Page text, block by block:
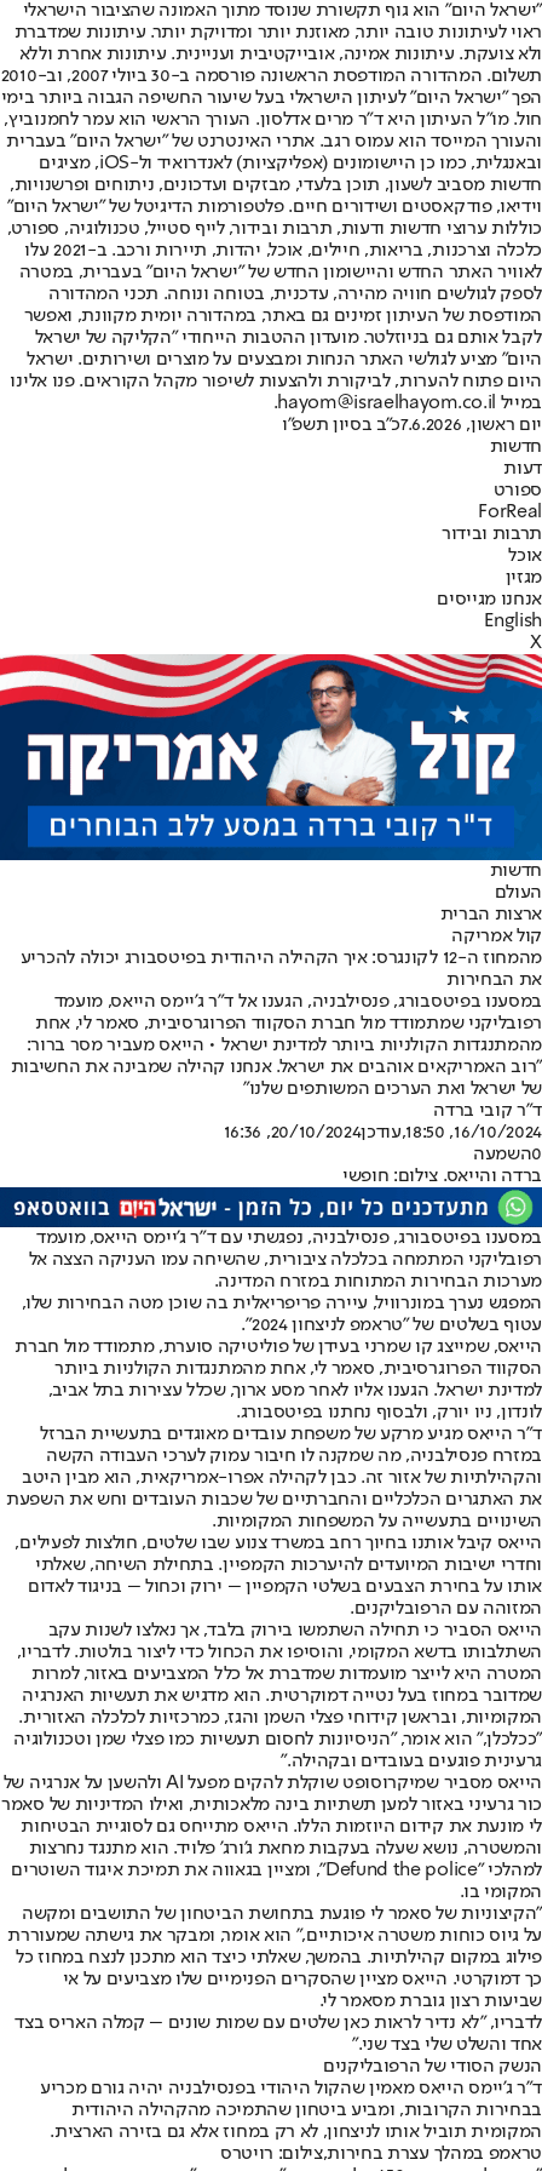
"ישראל היום" הוא גוף תקשורת שנוסד מתוך האמונה שהציבור הישראלי
ראוי לעיתונות טובה יותר, מאוזנת יותר ומדויקת יותר. עיתונות שמדברת
ולא צועקת. עיתונות אמינה, אובייקטיבית ועניינית. עיתונות אחרת וללא
תשלום. המהדורה המודפסת הראשונה פורסמה ב-30 ביולי 2007, וב-2010
הפך "ישראל היום" לעיתון הישראלי בעל שיעור החשיפה הגבוה ביותר בימי
חול. מו"ל העיתון היא ד"ר מרים אדלסון. העורך הראשי הוא עמר לחמנוביץ,
והעורך המייסד הוא עמוס רגב. אתרי האינטרנט של "ישראל היום" בעברית
ובאנגלית, כמו כן היישומונים (אפליקציות) לאנדרואיד ול-iOS, מציגים
חדשות מסביב לשעון, תוכן בלעדי, מבזקים ועדכונים, ניתוחים ופרשנויות,
וידיאו, פודקאסטים ושידורים חיים. פלטפורמות הדיגיטל של "ישראל היום"
כוללות ערוצי חדשות ודעות, תרבות ובידור, לייף סטייל, טכנולוגיה, ספורט,
כלכלה וצרכנות, בריאות, חיילים, אוכל, יהדות, תיירות ורכב. ב-2021 עלו
לאוויר האתר החדש והיישומון החדש של "ישראל היום" בעברית, במטרה
לספק לגולשים חוויה מהירה, עדכנית, בטוחה ונוחה. תכני המהדורה
המודפסת של העיתון זמינים גם באתר, במהדורה יומית מקוונת, ואפשר
לקבל אותם גם בניוזלטר. מועדון ההטבות הייחודי "הקליקה של ישראל
היום" מציע לגולשי האתר הנחות ומבצעים על מוצרים ושירותים. ישראל
היום פתוח להערות, לביקורת ולהצעות לשיפור מקהל הקוראים. פנו אלינו
במייל hayom@israelhayom.co.il.
יום ראשון, 7.6.2026
כ"ב בסיון תשפ"ו
חדשות
דעות
ספורט
ForReal
תרבות ובידור
אוכל
מגזין
אנחנו מגייסים
English
X
חדשות
העולם
ארצות הברית
קול אמריקה
מהמחוז ה-12 לקונגרס: איך הקהילה היהודית בפיטסבורג יכולה להכריע
את הבחירות
במסענו בפיטסבורג, פנסילבניה, הגענו אל ד"ר ג'יימס הייאס, מועמד
רפובליקני שמתמודד מול חברת הסקווד הפרוגרסיבית, סאמר לי, אחת
מהמתנגדות הקולניות ביותר למדינת ישראל • הייאס מעביר מסר ברור:
"רוב האמריקאים אוהבים את ישראל. אנחנו קהילה שמבינה את החשיבות
של ישראל ואת הערכים המשותפים שלנו"
ד"ר קובי ברדה
16/10/2024, 18:50
,עודכן20/10/2024, 16:36
0השמעה
ברדה והייאס. צילום: חופשי
במסענו בפיטסבורג, פנסילבניה, נפגשתי עם ד"ר ג'יימס הייאס, מועמד
רפובליקני המתמחה בכלכלה ציבורית, שהשיחה עמו העניקה הצצה אל
מערכות הבחירות המתוחות במזרח המדינה.
המפגש נערך במונרוויל, עיירה פריפריאלית בה שוכן מטה הבחירות שלו,
עטוף בשלטים של "טראמפ לניצחון 2024".
הייאס, שמייצג קו שמרני בעידן של פוליטיקה סוערת, מתמודד מול חברת
הסקווד הפרוגרסיבית, סאמר לי, אחת מהמתנגדות הקולניות ביותר
למדינת ישראל. הגענו אליו לאחר מסע ארוך, שכלל עצירות בתל אביב,
לונדון, ניו יורק, ולבסוף נחתנו בפיטסבורג.
ד"ר הייאס מגיע מרקע של משפחת עובדים מאוגדים בתעשיית הברזל
במזרח פנסילבניה, מה שמקנה לו חיבור עמוק לערכי העבודה הקשה
והקהילתיות של אזור זה. כבן לקהילה אפרו-אמריקאית, הוא מבין היטב
את האתגרים הכלכליים והחברתיים של שכבות העובדים וחש את השפעת
השינויים בתעשייה על המשפחות המקומיות.
הייאס קיבל אותנו בחיוך רחב במשרד צנוע שבו שלטים, חולצות לפעילים,
וחדרי ישיבות המיועדים להיערכות הקמפיין. בתחילת השיחה, שאלתי
אותו על בחירת הצבעים בשלטי הקמפיין – ירוק וכחול – בניגוד לאדום
המזוהה עם הרפובליקנים.
הייאס הסביר כי תחילה השתמשו בירוק בלבד, אך נאלצו לשנות עקב
השתלבותו בדשא המקומי, והוסיפו את הכחול כדי ליצור בולטות. לדבריו,
המטרה היא לייצר מועמדות שמדברת אל כלל המצביעים באזור, למרות
שמדובר במחוז בעל נטייה דמוקרטית. הוא מדגיש את תעשיות האנרגיה
המקומיות, ובראשן קידוחי פצלי השמן והגז, כמרכזיות לכלכלה האזורית.
"ככלכלן," הוא אומר, "הניסיונות לחסום תעשיות כמו פצלי שמן וטכנולוגיה
גרעינית פוגעים בעובדים ובקהילה."
הייאס מסביר שמיקרוסופט שוקלת להקים מפעל AI ולהשען על אנרגיה של
כור גרעיני באזור למען תשתיות בינה מלאכותית, ואילו המדיניות של סאמר
לי מונעת את קידום היוזמות הללו. הייאס מתייחס גם לסוגיית הבטיחות
והמשטרה, נושא שעלה בעקבות מחאת ג'ורג' פלויד. הוא מתנגד נחרצות
למהלכי "Defund the police", ומציין בגאווה את תמיכת איגוד השוטרים
המקומי בו.
"הקיצוניות של סאמר לי פוגעת בתחושת הביטחון של התושבים ומקשה
על גיוס כוחות משטרה איכותיים," הוא אומר, ומבקר את גישתה שמעוררת
פילוג במקום קהילתיות. בהמשך, שאלתי כיצד הוא מתכנן לנצח במחוז כל
כך דמוקרטי. הייאס מציין שהסקרים הפנימיים שלו מצביעים על אי
שביעות רצון גוברת מסאמר לי.
לדבריו, "לא נדיר לראות כאן שלטים עם שמות שונים – קמלה האריס בצד
אחד והשלט שלי בצד שני."
הנשק הסודי של הרפובליקנים
ד"ר ג'יימס הייאס מאמין שהקול היהודי בפנסילבניה יהיה גורם מכריע
בבחירות הקרובות, ומביע ביטחון שהתמיכה מהקהילה היהודית
המקומית תוביל אותו לניצחון, לא רק במחוז אלא גם בזירה הארצית.
טראמפ במהלך עצרת בחירות,צילום: רויטרס